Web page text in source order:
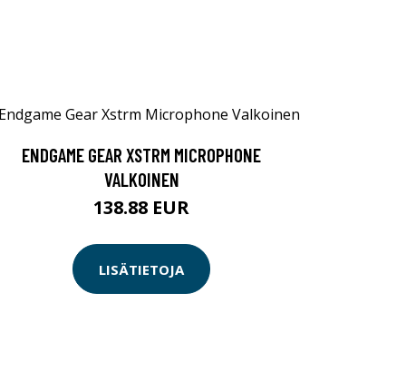
ENDGAME GEAR XSTRM MICROPHONE
VALKOINEN
138.88 EUR
LISÄTIETOJA